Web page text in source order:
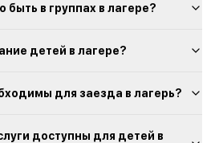
в группах в лагере?
детей в лагере?
для заезда в лагерь?
доступны для детей в